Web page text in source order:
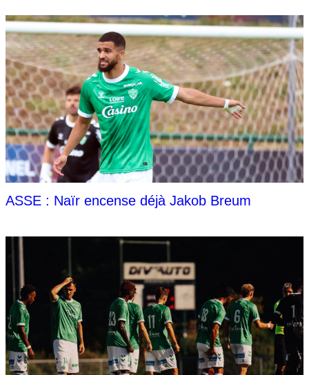
ASSE : Naïr encense déjà Jakob Breum